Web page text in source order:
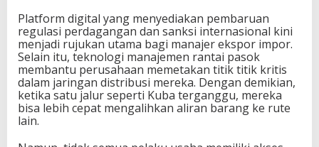
Platform digital yang menyediakan pembaruan
regulasi perdagangan dan sanksi internasional kini
menjadi rujukan utama bagi manajer ekspor impor.
Selain itu, teknologi manajemen rantai pasok
membantu perusahaan memetakan titik titik kritis
dalam jaringan distribusi mereka. Dengan demikian,
ketika satu jalur seperti Kuba terganggu, mereka
bisa lebih cepat mengalihkan aliran barang ke rute
lain.